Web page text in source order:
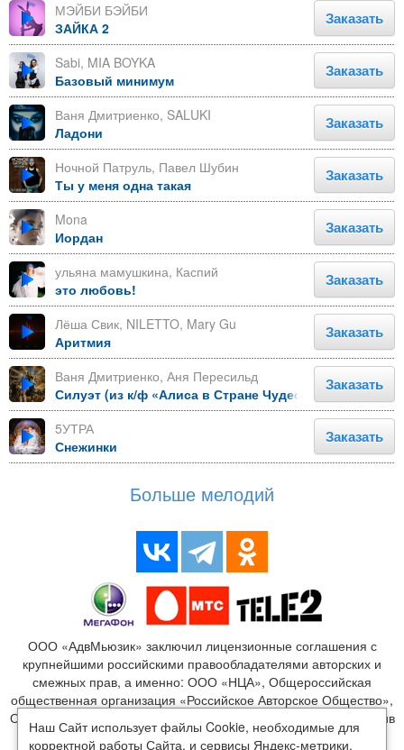
МЭЙБИ БЭЙБИ
ЗАЙКА 2
Заказать
Sabi, MIA BOYKA
Базовый минимум
Заказать
Ваня Дмитриенко, SALUKI
Ладони
Заказать
Ночной Патруль, Павел Шубин
Ты у меня одна такая
Заказать
Mona
Иордан
Заказать
ульяна мамушкина, Каспий
это любовь!
Заказать
Лёша Свик, NILETTO, Mary Gu
Аритмия
Заказать
Ваня Дмитриенко, Аня Пересильд
Силуэт (из к/ф «Алиса в Стране Чудес»)
Заказать
5УТРА
Снежинки
Заказать
Больше мелодий
ООО «АдвМьюзик» заключил лицензионные соглашения с
крупнейшими российскими правообладателями авторских и
смежных прав, а именно: ООО «НЦА», Общероссийская
общественная организация «Российское Авторское Общество»,
ООО «Издательство Монолит», ООО «ЛенГрад», ООО «Креатив
Медиа», ООО «Новый мир», ООО «Медиалайн», ООО
Наш Сайт использует файлы Cookie, необходимые для
корректной работы Сайта, и сервисы Яндекс-метрики,